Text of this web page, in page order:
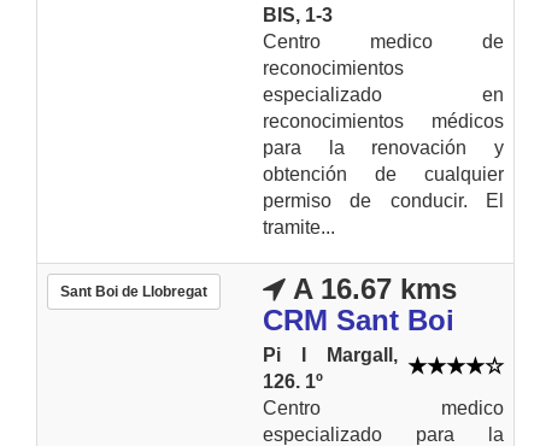
BIS, 1-3
Centro medico de
reconocimientos
especializado en
reconocimientos médicos
para la renovación y
obtención de cualquier
permiso de conducir. El
tramite...
Sant Boi de Llobregat
A 16.67 kms
CRM Sant Boi
Pi I Margall,
126. 1º
Centro medico
especializado para la